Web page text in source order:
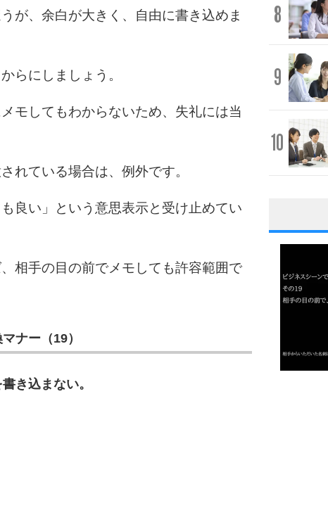
が、余白が大きく、自由に書き込めま
らにしましょう。
モしてもわからないため、失礼には当
れている場合は、例外です。
良い」という意思表示と受け止めてい
相手の目の前でメモしても許容範囲で
ナー（19）
き込まない。
8
9
10
1
3